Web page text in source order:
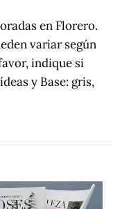
en Florero.
variar según
indique si
y Base: gris,